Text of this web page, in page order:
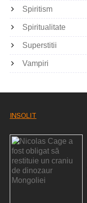
Spiritism
Spiritualitate
Superstitii
Vampiri
INSOLIT